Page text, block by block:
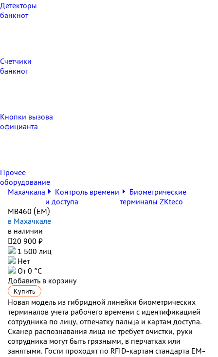
Детекторы
банкнот
Счетчики
банкнот
Кнопки вызова
официанта
Прочее
оборудование
Махачкала
Контроль времени
и доступа
Биометрические
терминалы ZKteco
MB460 (EM)
в Махачкале
в наличии
20 900 ₽
1 500 лиц
Нет
От 0 °С
Добавить в корзину
Купить
Новая модель из гибридной линейки биометрических
терминалов учета рабочего времени с идентификацией
сотрудника по лицу, отпечатку пальца и картам доступа.
Сканер распознавания лица не требует очистки, руки
сотрудника могут быть грязными, в перчатках или
занятыми. Гости проходят по RFID-картам стандарта EM-